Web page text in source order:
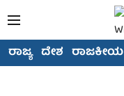
ರಾಜ್ಯ ದೇಶ ರಾಜಕೀಯ